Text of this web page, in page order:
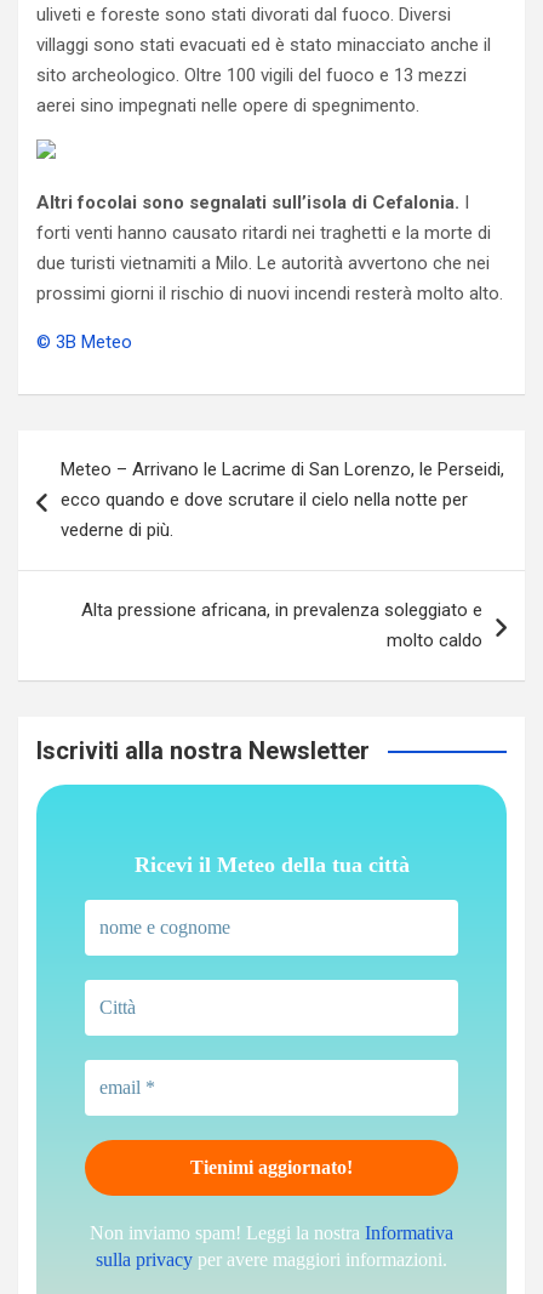
uliveti e foreste sono stati divorati dal fuoco. Diversi
villaggi sono stati evacuati ed è stato minacciato anche il
sito archeologico. Oltre 100 vigili del fuoco e 13 mezzi
aerei sino impegnati nelle opere di spegnimento.
Altri focolai sono segnalati sull’isola di Cefalonia. I
forti venti hanno causato ritardi nei traghetti e la morte di
due turisti vietnamiti a Milo. Le autorità avvertono che nei
prossimi giorni il rischio di nuovi incendi resterà molto alto.
© 3B Meteo
articoli
Meteo – Arrivano le Lacrime di San Lorenzo, le Perseidi,
ecco quando e dove scrutare il cielo nella notte per
vederne di più.
Alta pressione africana, in prevalenza soleggiato e
molto caldo
Iscriviti alla nostra Newsletter
Ricevi il Meteo della tua città
Non inviamo spam! Leggi la nostra Informativa
sulla privacy per avere maggiori informazioni.